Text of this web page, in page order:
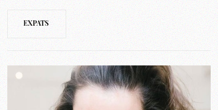
EXPATS